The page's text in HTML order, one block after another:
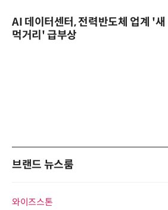
AI 데이터센터, 전력반도체 업계 '새
먹거리' 급부상
브랜드 뉴스룸
와이즈스톤